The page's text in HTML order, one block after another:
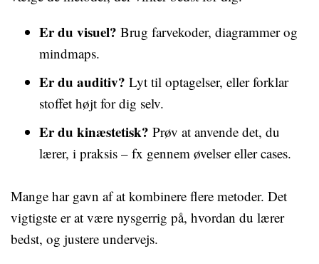
Er du visuel? Brug farvekoder, diagrammer og
mindmaps.
Er du auditiv? Lyt til optagelser, eller forklar
stoffet højt for dig selv.
Er du kinæstetisk? Prøv at anvende det, du
lærer, i praksis – fx gennem øvelser eller cases.
Mange har gavn af at kombinere flere metoder. Det
vigtigste er at være nysgerrig på, hvordan du lærer
bedst, og justere undervejs.